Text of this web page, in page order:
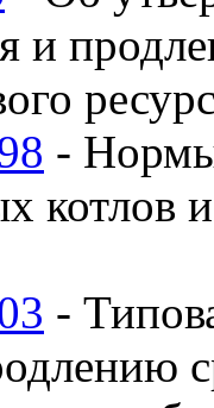
и
- Нормы
котлов
-